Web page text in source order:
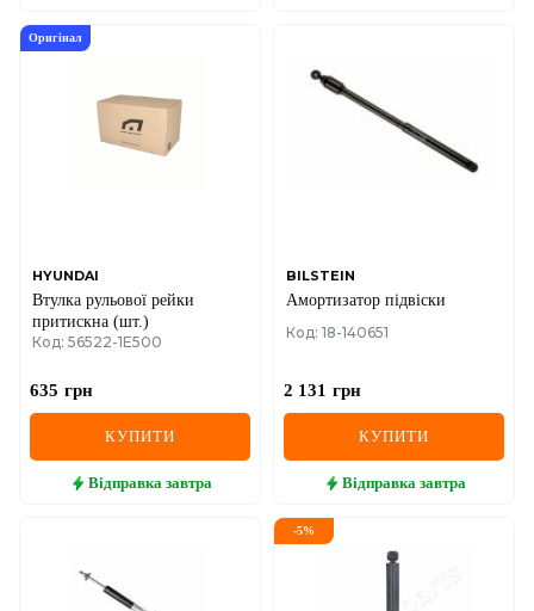
Оригінал
HYUNDAI
Втулка рульової рейки
притискна (шт.)
Код: 56522-1E500
635 грн
КУПИТИ
Відправка завтра
BILSTEIN
Амортизатор підвіски
Код: 18-140651
2 131 грн
КУПИТИ
Відправка завтра
-5%